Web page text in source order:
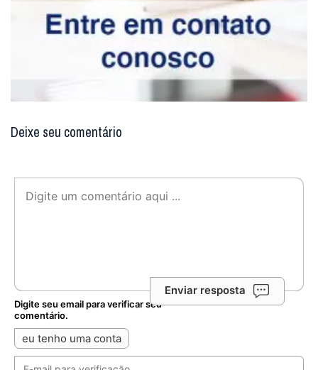
Deixe seu comentário
Enviar resposta
Digite seu email para verificar seu
comentário.
eu tenho uma conta